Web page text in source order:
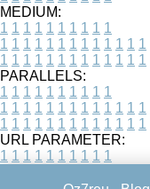
MEDIUM:
1 1 1 1 1 1 1 1 1 1
1 1 1 1 1 1 1 1 1 1 1 1 1
1 1 1 1 1 1 1 1 1 1 1 1 1
PARALLELS:
1 1 1 1 1 1 1 1 1 1
1 1 1 1 1 1 1 1 1 1 1 1 1
1 1 1 1 1 1 1 1 1 1 1 1 1
URL PARAMETER:
1 1 1 1 1 1 1 1 1 1